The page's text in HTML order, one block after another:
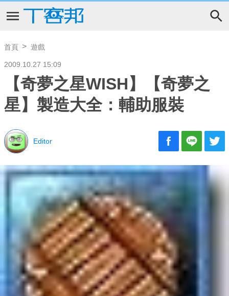
首頁 遊戲
2009.10.27 15:09
【奇夢之星WISH】【奇夢之
星】製造大全：輔助服裝
Editor